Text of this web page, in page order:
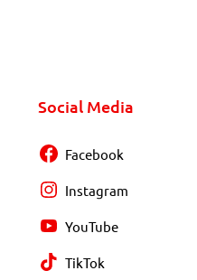
Social Media
Facebook
Instagram
YouTube
TikTok